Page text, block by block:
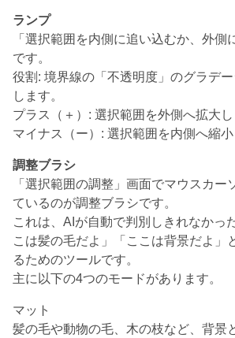
ランプ
「選択範囲を内側に追い込むか、外側
です。
役割: 境界線の「不透明度」のグラデ
します。
プラス（＋）: 選択範囲を外側へ拡大し
マイナス（ー）: 選択範囲を内側へ縮小
調整ブラシ
「選択範囲の調整」画面でマウスカー
ているのが調整ブラシです。
これは、AIが自動で判別しきれなかっ
こは髪の毛だよ」「ここは背景だよ」
るためのツールです。
主に以下の4つのモードがあります。
マット
髪の毛や動物の毛、木の枝など、背景